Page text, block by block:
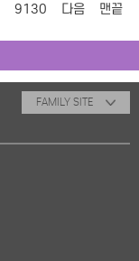
9130 다음 맨끝
FAMILY SITE